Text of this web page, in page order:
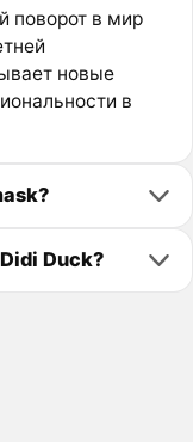
поворот в мир
новые
в
Duck?